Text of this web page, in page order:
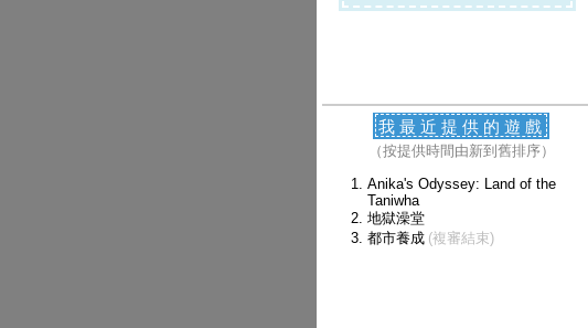
我最近提供的遊戲
（按提供時間由新到舊排序）
Anika's Odyssey: Land of the
Taniwha
地獄澡堂
都市養成 (複審結束)